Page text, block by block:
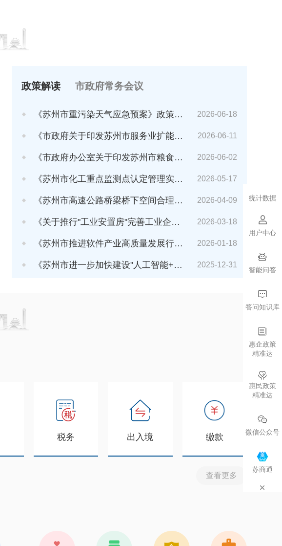
政策解读 市政府常务会议
《苏州市重污染天气应急预案》政策解读 2026-06-18
《市政府关于印发苏州市服务业扩能提质行动方案(2026～2030年)的通知》解读 2026-06-11
《市政府办公室关于印发苏州市粮食应急预案的通知》解读 2026-06-02
《苏州市化工重点监测点认定管理实施细则》解读 2026-05-17
《苏州市高速公路桥梁桥下空间合理利用管理办法》解读 2026-04-09
《关于推行"工业安置房"完善工业企业搬迁安置的指导意见（试行）》解读 2026-03-18
《苏州市推进软件产业高质量发展行动计划（2026-2027年）》解读 2026-01-18
《苏州市进一步加快建设"人工智能+"城市的若干措施（2026年版）》解读 2025-12-31
税务 出入境 缴款
查看更多
统计数据
用户中心
智能问答
答问知识库
惠企政策
精准达
惠民政策
精准达
微信公众号
苏商通